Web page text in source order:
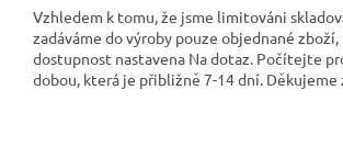
Vzhledem k tomu, že jsme limitováni
zadáváme do výroby pouze objednané
dostupnost nastavena Na dotaz. Počítejte
dobou, která je přibližně 7-14 dní. Děkujeme